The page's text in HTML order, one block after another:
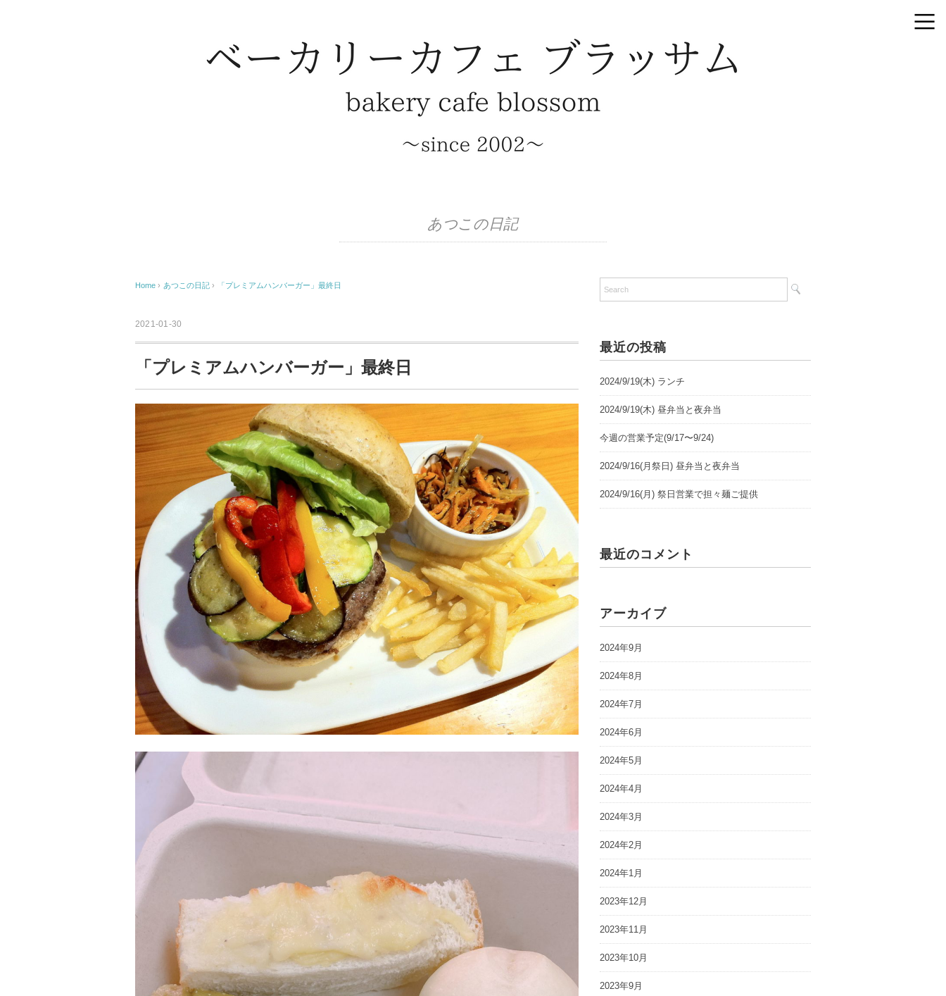
あつこの日記
Home › あつこの日記 › 「プレミアムハンバーガー」最終日
2021-01-30
「プレミアムハンバーガー」最終日
最近の投稿
2024/9/19(木) ランチ
2024/9/19(木) 昼弁当と夜弁当
今週の営業予定(9/17〜9/24)
2024/9/16(月祭日) 昼弁当と夜弁当
2024/9/16(月) 祭日営業で担々麺ご提供
最近のコメント
アーカイブ
2024年9月
2024年8月
2024年7月
2024年6月
2024年5月
2024年4月
2024年3月
2024年2月
2024年1月
2023年12月
2023年11月
2023年10月
2023年9月